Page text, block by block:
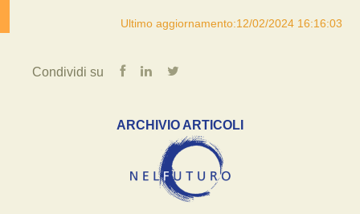
Ultimo aggiornamento:12/02/2024 16:16:03
Condividi su
ARCHIVIO ARTICOLI